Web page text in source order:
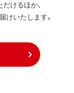
けるほか、
けいたします。